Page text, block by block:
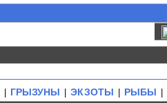
ГРЫЗУНЫ ЭКЗОТЫ РЫБЫ